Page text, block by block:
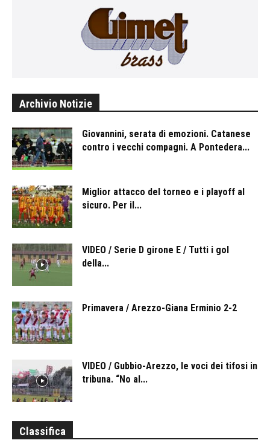
Archivio Notizie
Giovannini, serata di emozioni. Catanese
contro i vecchi compagni. A Pontedera...
Miglior attacco del torneo e i playoff al
sicuro. Per il...
VIDEO / Serie D girone E / Tutti i gol
della...
Primavera / Arezzo-Giana Erminio 2-2
VIDEO / Gubbio-Arezzo, le voci dei tifosi in
tribuna. “No al...
Classifica